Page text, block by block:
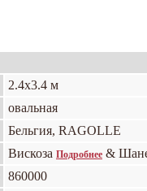
2.4х3.4 м
овальная
Бельгия, RAGOLLE
Вискоза Подробнее &
860000